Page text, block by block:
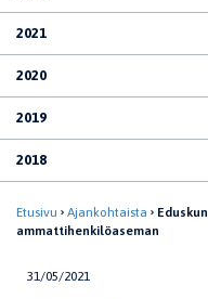
2021
2020
2019
2018
Etusivu Ajankohtaista
ammattihenkilöaseman
31/05/2021